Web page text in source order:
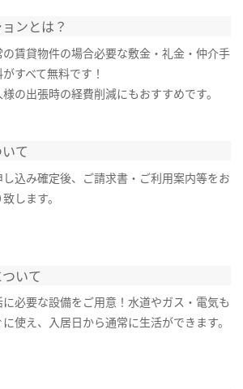
ンとは？
の賃貸物件の場合必要な敷金・礼金・仲介手
すべて無料です！
様の出張時の経費削減にもおすすめです。
て
し込み確定後、ご請求書・ご利用案内等をお
します。
いて
に必要な設備をご用意！水道やガス・電気も
に使え、入居日から通常に生活ができます。